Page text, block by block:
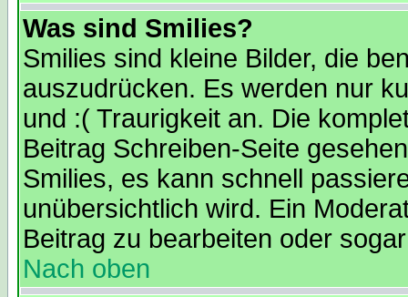
Was sind Smilies?
Smilies sind kleine Bilder, die
auszudrücken. Es werden nur
und :( Traurigkeit an. Die
Beitrag Schreiben-Seite
Smilies, es kann schnell
unübersichtlich wird. Ein
Beitrag zu bearbeiten oder
Nach oben